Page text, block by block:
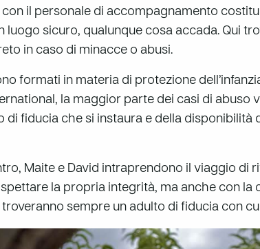
il personale di accompagnamento
luogo sicuro, qualunque cosa accada. Qui
in caso di minacce o abusi.
formati in materia di protezione
la maggior parte dei casi di abuso
fiducia che si instaura e della disponibilità
Maite e David intraprendono il viaggio di
la propria integrità, ma anche con la
sempre un adulto di fiducia con